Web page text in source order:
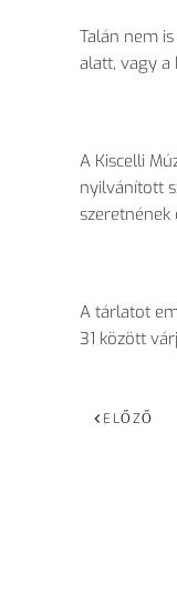
Talán nem
alatt, vagy a
A Kiscelli
nyilvánított
szeretnének
A tárlatot
31 között
ELŐZŐ